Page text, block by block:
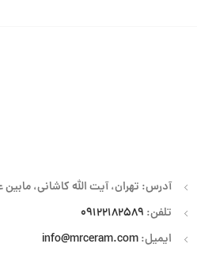
آدرس: تهران، آیت الله کاشانی، مابین
تلفن: 09122182589
ایمیل:info@mrceram.com